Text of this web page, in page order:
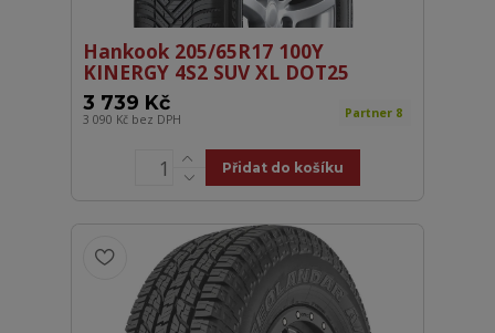
Hankook 205/65R17 100Y
KINERGY 4S2 SUV XL DOT25
3 739 Kč
3 090 Kč bez DPH Partner 8
Přidat do košíku